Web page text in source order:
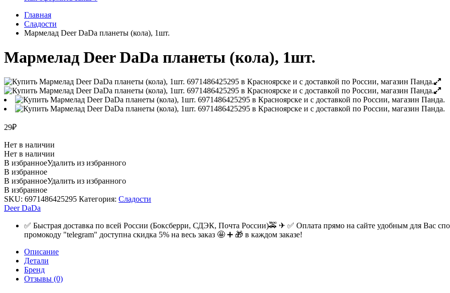
Главная
Сладости
Мармелад Deer DaDa планеты (кола), 1шт.
Мармелад Deer DaDa планеты (кола), 1шт.
29₽
Нет в наличии
Нет в наличии
В избранноеУдалить из избранного
В избранное
В избранноеУдалить из избранного
В избранное
SKU: 6971486425295 Категория: Сладости
Deer DaDa
✅ Быстрая доставка по всей России (Боксберри, СДЭК, Почта России)🚕 ✈ ✅ Оплата прямо на сайте удобным для Вас
промокоду "telegram" доступна скидка 5% на весь заказ 🤩 ➕ 🎁 в каждом заказе!
Описание
Детали
Бренд
Отзывы (0)